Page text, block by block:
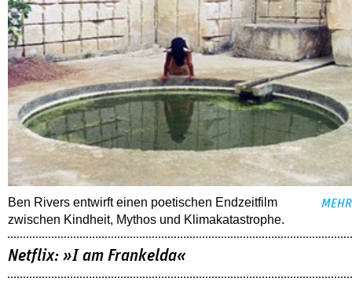
Ben Rivers entwirft einen poetischen Endzeitfilm
zwischen Kindheit, Mythos und Klimakatastrophe.
MEHR
Netflix: »I am Frankelda«